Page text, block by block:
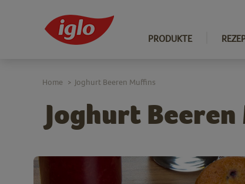
PRODUKTE
Joghurt Beeren
Home > Joghurt Beeren Muffins